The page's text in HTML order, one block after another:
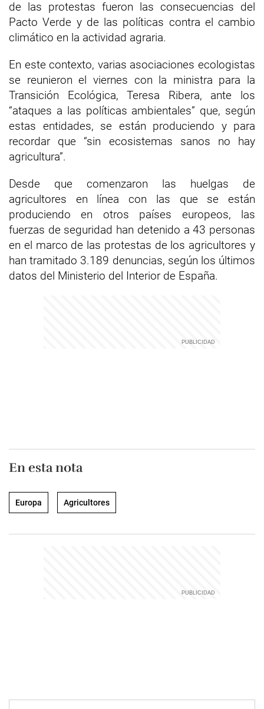
de las protestas fueron las consecuencias del
Pacto Verde y de las políticas contra el cambio
climático en la actividad agraria.
En este contexto, varias asociaciones ecologistas
se reunieron el viernes con la ministra para la
Transición Ecológica, Teresa Ribera, ante los
“ataques a las políticas ambientales” que, según
estas entidades, se están produciendo y para
recordar que “sin ecosistemas sanos no hay
agricultura”.
Desde que comenzaron las huelgas de
agricultores en línea con las que se están
produciendo en otros países europeos, las
fuerzas de seguridad han detenido a 43 personas
en el marco de las protestas de los agricultores y
han tramitado 3.189 denuncias, según los últimos
datos del Ministerio del Interior de España.
En esta nota
Europa Agricultores